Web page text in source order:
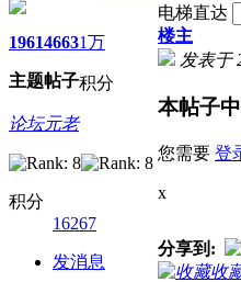
1961
主题
4663
帖子
1万
积分
论坛元老
积分
16267
发消息
电梯直达
楼主
发表于
本帖子
您需要 登
x
分享到:
收